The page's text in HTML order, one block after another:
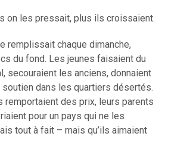
on les pressait, plus ils croissaient.
remplissait chaque dimanche,
du fond. Les jeunes faisaient du
secouraient les anciens, donnaient
dans les quartiers désertés.
remportaient des prix, leurs parents
pour un pays qui ne les
tout à fait – mais qu’ils aimaient